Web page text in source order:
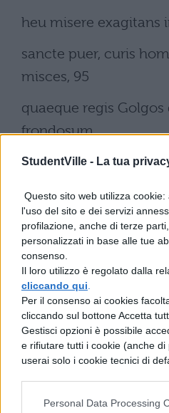
StudentVille - La tua
Questo sito web utilizza
l'uso del sito e dei servizi
profilazione, anche di terze
personalizzati in base alle tue
consenso.
Il loro utilizzo è regolato dalla
cliccando qui
Per il consenso ai cookies
cliccando sul bottone Accetta
Gestisci opzioni è possibile
e rifiutare tutti i cookie (anche di
userai solo i cookie tecnici di
Personal Data Processing
heu misere exagitans
sancte puer, curis
misces, 95
quaeque regis
frondosum,
qualibus incensam
fluctibus, in
flavo saepe hospite
quantos illa tulit
quanto saepe magis
expalluit auri, 100
cum saevum cupiens
aut mortem appeteret